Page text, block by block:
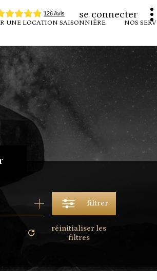
se connecter
UNE LOCATION SAISONNIÈRE NOS
louer
devenir
expertise
filtrer
réinitialiser les
filtres